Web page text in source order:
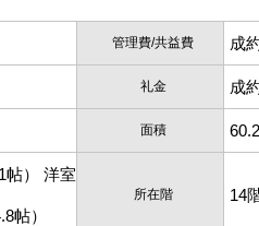
管理費/共益費 成
礼金 成
面積
帖） 洋室
帖）
所在階 14